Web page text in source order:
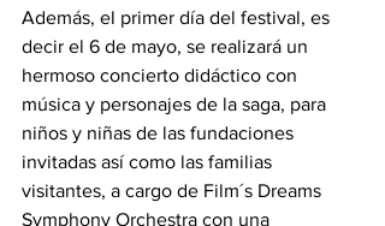
Además, el primer día del festival, es
decir el 6 de mayo, se realizará un
hermoso concierto didáctico con
música y personajes de la saga, para
niños y niñas de las fundaciones
invitadas así como las familias
visitantes, a cargo de Film´s Dreams
Symphony Orchestra con una